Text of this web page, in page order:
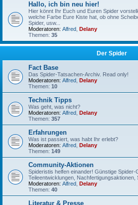
Hallo, ich bin neu hier!
Hier könnt Ihr Euch und Euren Spider
welche Farbe Eure Kiste hat, ob ohne
Spider, usw...
Moderatoren: Alfred Delany
Themen: 35
Der Spider
Fact Base
Das Spider-Tatsachen-Archiv. Read only!
Moderatoren: Alfred Delany
Themen: 10
Technik Tipps
Was geht, was nicht?
Moderatoren: Alfred Delany
Themen: 357
Erfahrungen
Was ist passiert, was habt Ihr erlebt?
Moderatoren: Alfred Delany
Themen: 149
Community-Aktionen
Spideristis helfen einander! Günstige Spider-
Teileentwicklungen, Nachfertigungsaktionen,
Moderatoren: Alfred Delany
Themen: 40
Literatur & Presse